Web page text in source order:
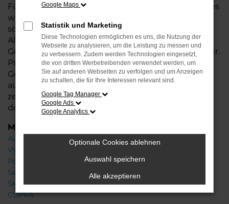
Für Ihr VW Fahrzeug bieten wir zusätzliche Services
wie flexible Finanzierungs- und Leasingoptionen
sowie die Möglichkeit zurInzahlungnahme
Altfahrzeugs. So wird der Kauf Ihres
Gebrauchtwagens noch einfacher und individueller.
Profitieren Sie von unserer großen Auswahl an
Gebrauchtwagen und lassen Sie sich in einer
ausführlichen Beratung Ihr Wunschfahrzeug
zeigen. Wir freuen uns darauf, Ihnen bei der Wahl
des perfekten VW ID.7 zu helfen!
Marken
Audi
VW
Porsche
Seat
Škoda
CUPRA
Google Maps
Statistik und Marketing
Diese Technologien ermöglichen es uns, die Nutzung der
Webseite zu analysieren, um die Leistung zu messen und
zu verbessern. Zudem werden Technologien eingesetzt,
die von dritten Werbetreibenden verwendet werden, um
Sie auf anderen Webseiten zu verfolgen und um Anzeigen
zu schalten, die für Ihre Interessen relevant sind.
Google Tag Manager
Google Ads
Google Analytics
Optionale Cookies ablehnen
Auswahl speichern
Alle akzeptieren